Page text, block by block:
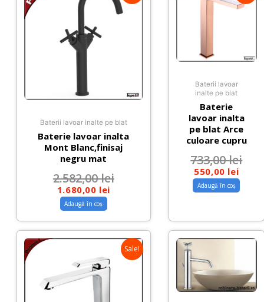
Baterii lavoar inalte pe blat
Baterie lavoar inalta
Mont Blanc,finisaj
negru mat
2.582,00lei
1.680,00 lei
Adaugă în coș
Baterii lavoar
inalte pe blat
Baterie
lavoar inalta
pe blat Arce
culoare cupru
733,00lei
550,00 lei
Adaugă în coș
Sale!